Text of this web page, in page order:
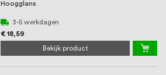
Hoogglans
3-5 werkdagen
€ 18,59
Bekijk product